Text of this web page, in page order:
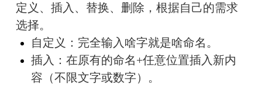
定义、插入、替换、删除，根据自己的需求
选择。
自定义：完全输入啥字就是啥命名。
插入：在原有的命名+任意位置插入新内
容（不限文字或数字）。